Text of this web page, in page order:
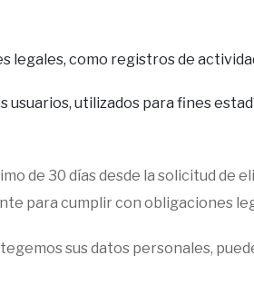
legales, como registros de
utilizados para fines
de 30 días desde la solicitud de
para cumplir con obligaciones
sus datos personales,